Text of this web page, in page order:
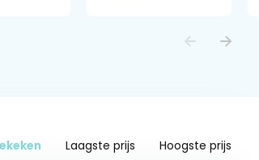
Laagste prijs Hoogste prijs